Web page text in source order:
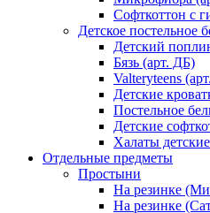
Софткоттон с
Детское постельное
Детский
Бязь (арт. ДБ)
Valteryteens
Детские
Постельное
Детские
Халаты
Отдельные предметы
Простыни
На резинке
На резинке